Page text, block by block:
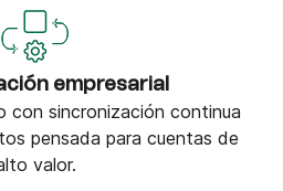
empresarial
con sincronización continua
pensada para cuentas de
valor.